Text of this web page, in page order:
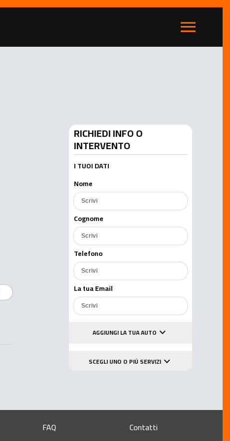
menu
RICHIEDI INFO O
INTERVENTO
I TUOI DATI
Nome
Cognome
Telefono
La tua Email
AGGIUNGI LA TUA AUTO keyboard_arrow_down
SCEGLI UNO O PIÙ SERVIZIkeyboard_arrow_down
Accetto le condizioni della
FAQ Contatti